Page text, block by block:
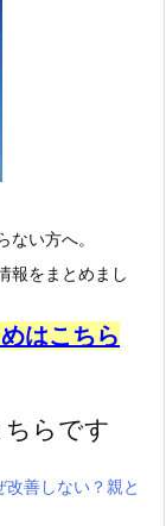
い方へ。
報をまとめまし
はこちら
らです
善しない？親と